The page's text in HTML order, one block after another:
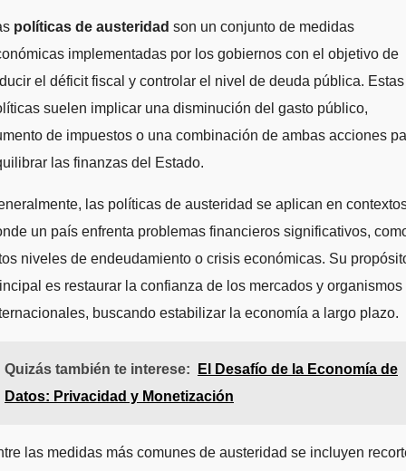
políticas de austeridad son un conjunto de medidas
implementadas por los gobiernos con el objetivo de
el déficit fiscal y controlar el nivel de deuda pública. Estas
suelen implicar una disminución del gasto público,
de impuestos o una combinación de ambas acciones
las finanzas del Estado.
las políticas de austeridad se aplican en
un país enfrenta problemas financieros significativos,
niveles de endeudamiento o crisis económicas. Su
es restaurar la confianza de los mercados y organismos
buscando estabilizar la economía a largo plazo.
Quizás también te interese:
El Desafío de la Economía de
Datos: Privacidad y Monetización
las medidas más comunes de austeridad se incluyen